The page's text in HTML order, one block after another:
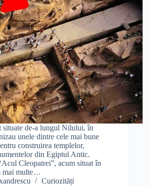
situate de-a lungul Nilului, în
unele dintre cele mai bune
construirea templelor,
din Egiptul Antic.
Cleopatrei”, acum situat în
mai multe…
Curiozități